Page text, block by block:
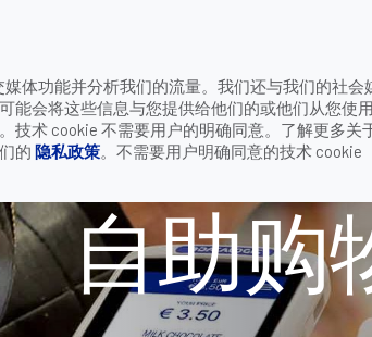
体功能并分析我们的流量。我们还与我们的社会
能会将这些信息与您提供给他们的或他们从您使
技术 cookie 不需要用户的明确同意。了解更多关
的 隐私政策。不需要用户明确同意的技术 cookie
公司
联系我们
物
自助购